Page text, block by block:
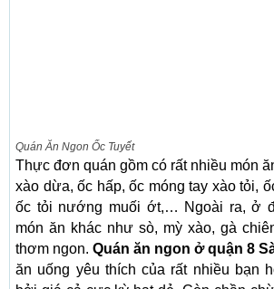
Quán Ăn Ngon Ốc Tuyết
Thực đơn quán gồm có rất nhiều món
xào dừa, ốc hấp, ốc móng tay xào tỏi,
ốc tỏi nướng muối ớt,… Ngoài ra, ở
món ăn khác như sò, mỳ xào, gà
thơm ngon. Quán ăn ngon ở quận 8
ăn uống yêu thích của rất nhiều bạn